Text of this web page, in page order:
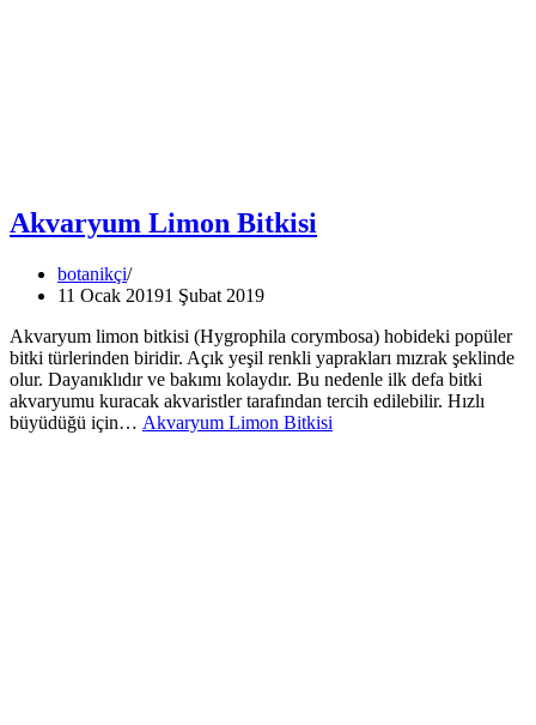
Akvaryum Limon Bitkisi
botanikçi
11 Ocak 20191 Şubat 2019
Akvaryum limon bitkisi (Hygrophila corymbosa) hobideki popüler
bitki türlerinden biridir. Açık yeşil renkli yaprakları mızrak şeklinde
olur. Dayanıklıdır ve bakımı kolaydır. Bu nedenle ilk defa bitki
akvaryumu kuracak akvaristler tarafından tercih edilebilir. Hızlı
büyüdüğü için… Akvaryum Limon Bitkisi